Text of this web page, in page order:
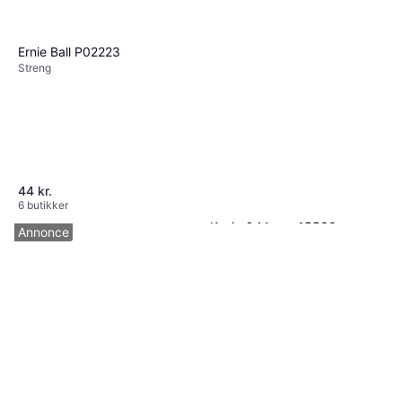
Ernie Ball P02223
Streng
44 kr.
6 butikker
Konig & Meyer 15530
Annonce